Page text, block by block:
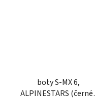
boty S-MX 6,
ALPINESTARS (černé/